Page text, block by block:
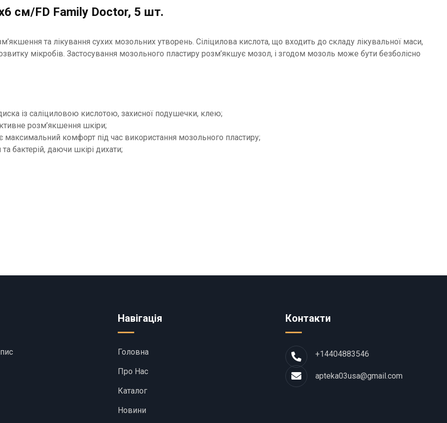
см/FD Family Doctor, 5 шт.
та лікування сухих мозольних утворень. Сіліцилова кислота, що входить до складу лікувальної маси,
мікробів. Застосування мозольного пластиру розм’якшує мозол, і згодом мозоль може бути безболісно
із саліциловою кислотою, захисної подушечки, клею;
розм’якшення шкіри;
комфорт під час використання мозольного пластиру;
бактерій, даючи шкірі дихати;
Навігація
Головна
Про Нас
Каталог
Новини
Контакти
+14404883546
apteka03usa@gmail.com